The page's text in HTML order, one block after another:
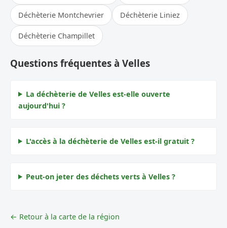
Déchèterie Montchevrier Déchèterie Liniez
Déchèterie Champillet
Questions fréquentes à Velles
La déchèterie de Velles est-elle ouverte
aujourd'hui ?
L'accès à la déchèterie de Velles est-il gratuit ?
Peut-on jeter des déchets verts à Velles ?
← Retour à la carte de la région